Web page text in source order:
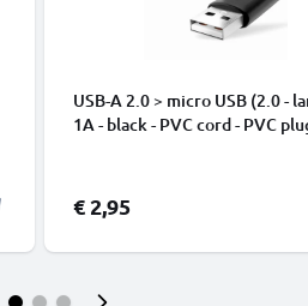
USB-A 2.0 > micro USB (2.0 -
1A - black - PVC cord - PVC
€ 2,95